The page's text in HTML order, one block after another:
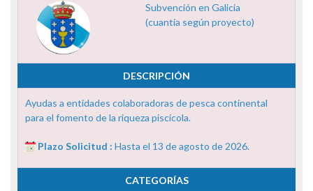
Subvención en Galicia
(cuantía según proyecto)
DESCRIPCIÓN
Ayudas a entidades colaboradoras de pesca continental
para el fomento de la riqueza piscícola.
Plazo Solicitud : Hasta el 13 de agosto de 2026.
CATEGORÍAS